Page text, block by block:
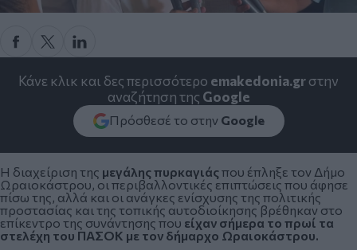
Κάνε κλικ και δες περισσότερο emakedonia.grστην
αναζήτηση της Google
Πρόσθεσέ το στην Google
Η διαχείριση της μεγάλης πυρκαγιάςπου έπληξε τον Δήμο
Ωραιοκάστρου, οι περιβαλλοντικές επιπτώσεις που άφησε
πίσω της, αλλά και οι ανάγκες ενίσχυσης της πολιτικής
προστασίας και της τοπικής αυτοδιοίκησης βρέθηκαν στο
επίκεντρο της συνάντησης που είχαν σήμερα το πρωί τα
στελέχη του ΠΑΣΟΚ με τον δήμαρχο Ωραιοκάστρου.